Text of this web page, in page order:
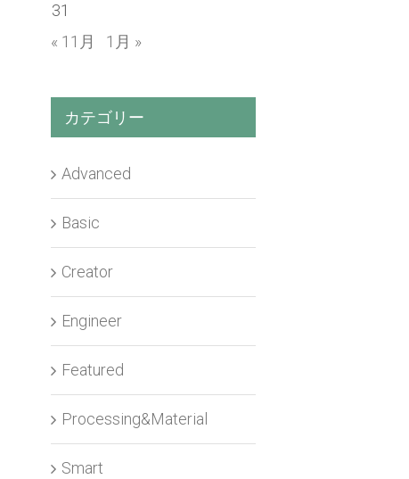
31
« 11月
1月 »
カテゴリー
Advanced
Basic
Creator
Engineer
Featured
Processing&Material
Smart